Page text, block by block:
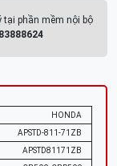
tại phần mềm nội bộ
HONDA
APSTD-811-71ZB
APSTD81171ZB